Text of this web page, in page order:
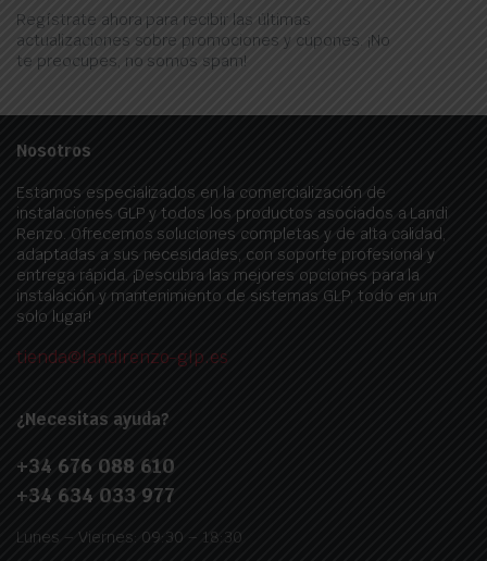
Regístrate ahora para recibir las últimas
actualizaciones sobre promociones y cupones. ¡No
te preocupes, no somos spam!
Nosotros
Estamos especializados en la comercialización de
instalaciones GLP y todos los productos asociados a Landi
Renzo. Ofrecemos soluciones completas y de alta calidad,
adaptadas a sus necesidades, con soporte profesional y
entrega rápida. ¡Descubra las mejores opciones para la
instalación y mantenimiento de sistemas GLP, todo en un
solo lugar!
tienda@landirenzo-glp.es
¿Necesitas ayuda?
+34 676 088 610
+34 634 033 977
Lunes – Viernes: 09:30 – 18:30